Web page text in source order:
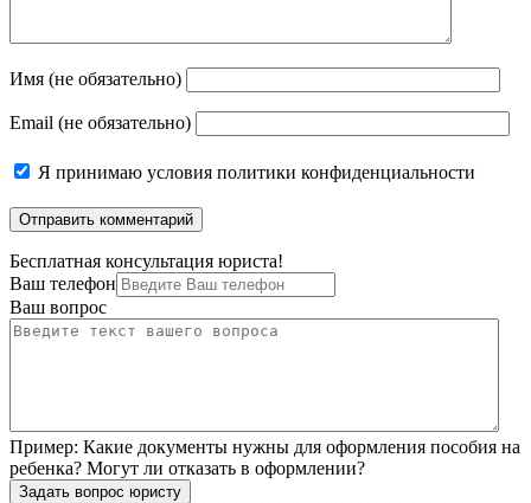
Имя (не обязательно)
Email (не обязательно)
Я принимаю условия политики конфиденциальности
Бесплатная консультация юриста!
Ваш телефон
Ваш вопрос
Пример: Какие документы нужны для оформления пособия на
ребенка? Могут ли отказать в оформлении?
Задать вопрос юристу